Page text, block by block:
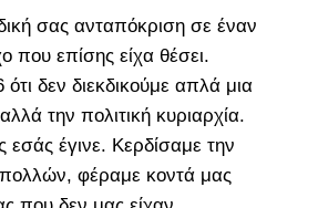
σας ανταπόκριση σε έναν
που επίσης είχα θέσει.
δεν διεκδικούμε απλά μια
την πολιτική κυριαρχία.
έγινε. Κερδίσαμε την
φέραμε κοντά μας